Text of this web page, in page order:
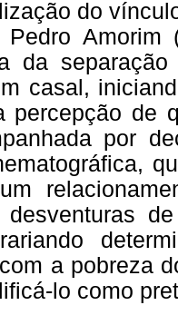
do
Pedro
da
casal,
percepção de
por
desventuras
a pobreza
lo como